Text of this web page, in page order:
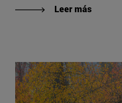
Leer más